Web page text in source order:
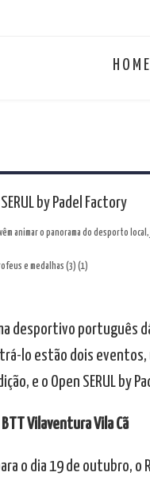
HOME
by Padel Factory
vêm animar o panorama do desporto
desportivo português
lo estão dois eventos,
e o Open SERUL by
BTT Vilaventura Vila Cã
o dia 19 de outubro, o